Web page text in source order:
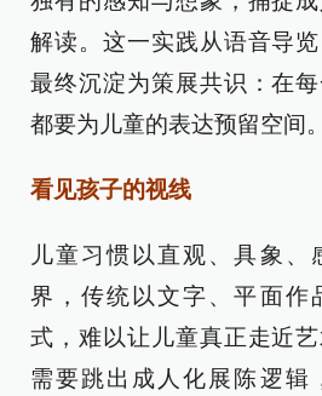
解读。这一实践从语音导
最终沉淀为策展共识：在
都要为儿童的表达预留空间。
看见孩子的视线
儿童习惯以直观、具象、
界，传统以文字、平面作
式，难以让儿童真正走近
需要跳出成人化展陈逻辑